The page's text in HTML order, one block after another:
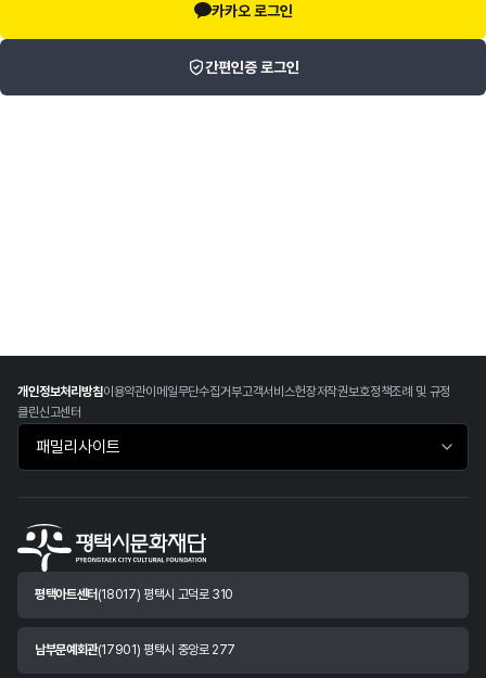
카카오 로그인
간편인증 로그인
개인정보처리방침이용약관이메일무단수집거부고객서비스헌장저작권보호정책조례 및 규정
클린신고센터
패밀리사이트 바로가기
평택아트센터 (18017) 평택시 고덕로 310
남부문예회관(17901) 평택시 중앙로 277